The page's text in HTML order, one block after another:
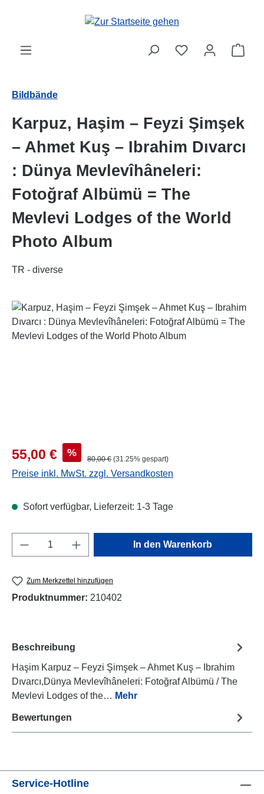
Zum Hauptinhalt springen
Bildbände
Karpuz, Haşim – Feyzi Şimşek
– Ahmet Kuş – Ibrahim Dıvarcı
: Dünya Mevlevîhâneleri:
Fotoğraf Albümü = The
Mevlevi Lodges of the World
Photo Album
TR - diverse
Bildergalerie überspringen
Verkaufspreis:
55,00 € % Regulärer Preis:
80,00 € (31.25% gespart)
Preise inkl. MwSt. zzgl. Versandkosten
Sofort verfügbar, Lieferzeit: 1-3 Tage
Produkt Anzahl: Gib den gewünschten
In den Warenkorb
Zum Merkzettel hinzufügen
Produktnummer: 210402
Beschreibung
Haşim Karpuz – Feyzi Şimşek – Ahmet Kuş – Ibrahim
Dıvarcı,Dünya Mevlevîhâneleri: Fotoğraf Albümü / The
Mevlevi Lodges of the… Mehr
Bewertungen
Service-Hotline